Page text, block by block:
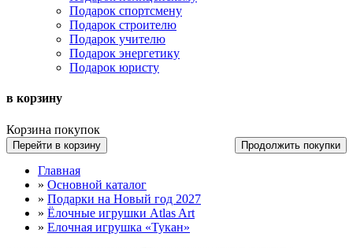
Подарок спортсмену
Подарок строителю
Подарок учителю
Подарок энергетику
Подарок юристу
в корзину
Корзина покупок
Перейти в корзину Продолжить покупки
Главная
» Основной каталог
» Подарки на Новый год 2027
» Ёлочные игрушки Atlas Art
» Елочная игрушка «Тукан»